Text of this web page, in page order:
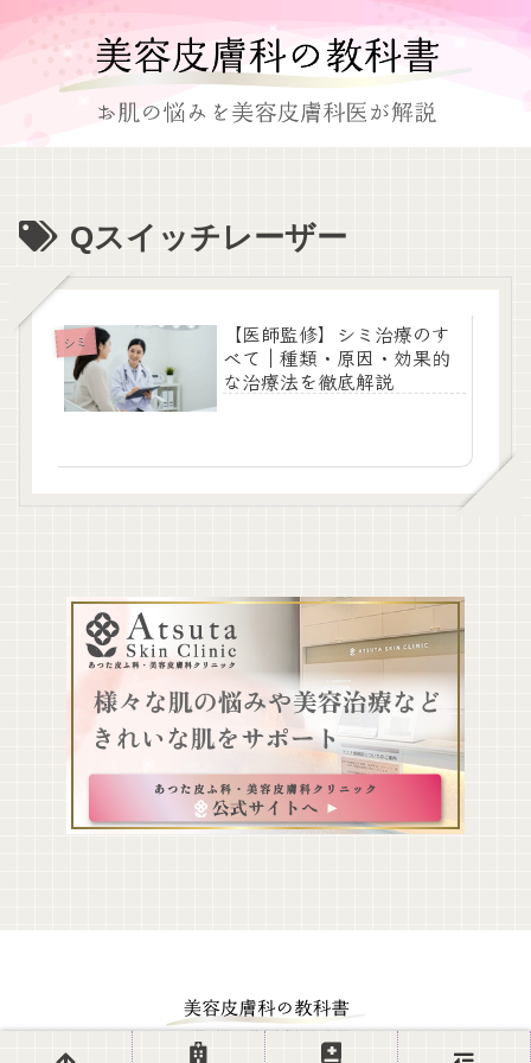
Qスイッチレーザー
シミ
【医師監修】シミ治療のす
べて｜種類・原因・効果的
な治療法を徹底解説